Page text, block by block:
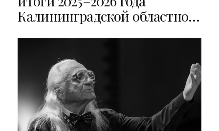
Калининградской областной